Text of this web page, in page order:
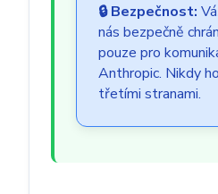
🔒 Bezpečnost:
nás bezpečně
pouze pro
Anthropic. Nikdy
třetími stranami.